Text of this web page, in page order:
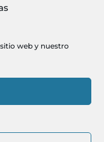
web y nuestro